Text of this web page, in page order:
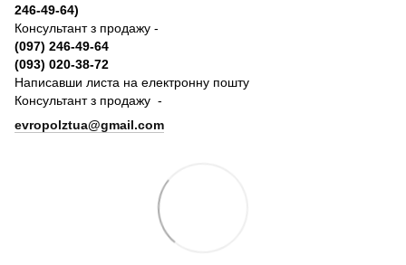
246-49-64)
Консультант з продажу -
(097) 246-49-64
(093) 020-38-72
Написавши листа на електронну пошту
Консультант з продажу -
evropolztua@gmail.com